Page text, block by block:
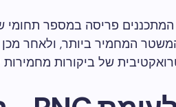
המחמיר ביותר, ולאחר מכן
של ביקורות מחמירות